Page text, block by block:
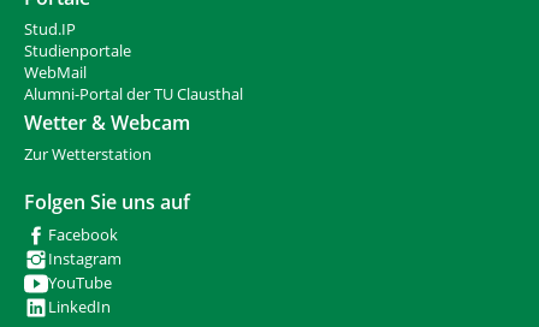
Stud.IP
Studienportale
WebMail
Alumni-Portal der TU Clausthal
Wetter & Webcam
Zur Wetterstation
Folgen Sie uns auf
Facebook
Instagram
YouTube
LinkedIn